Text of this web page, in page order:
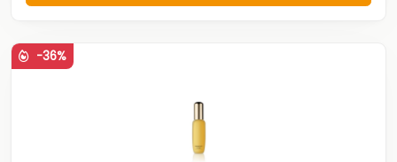
-36%